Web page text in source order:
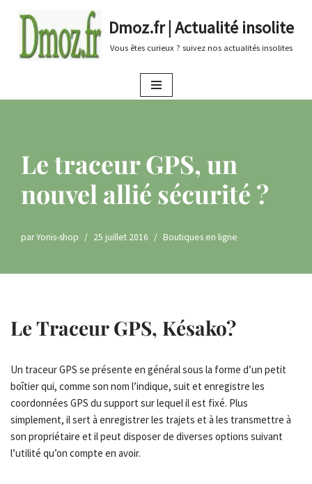
au
Dmoz.fr | Actualité insolite
Vous êtes curieux ? suivez nos actualités insolites
Le traceur GPS, un
nouvel allié sécurité ?
parYonis-shop 25 juillet 2016 Boutiques en ligne
Le Traceur GPS, Késako?
Un traceur GPS se présente en général sous la forme d’un petit
boîtier qui, comme son nom l’indique, suit et enregistre les
coordonnées GPS du support sur lequel il est fixé. Plus
simplement, il sert à enregistrer les trajets et à les transmettre à
son propriétaire et il peut disposer de diverses options suivant
l’utilité qu’on compte en avoir.